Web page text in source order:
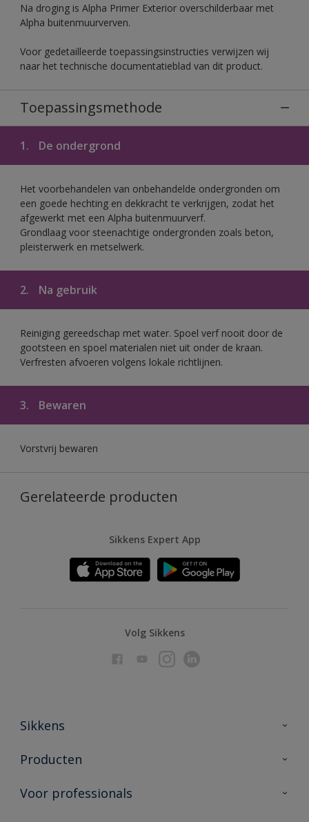
Na droging is Alpha Primer Exterior overschilderbaar met
Alpha buitenmuurverven.
Voor gedetailleerde toepassingsinstructies verwijzen wij
naar het technische documentatieblad van dit product.
Toepassingsmethode
1. De ondergrond
Het voorbehandelen van onbehandelde ondergronden om
een goede hechting en dekkracht te verkrijgen, zodat het
afgewerkt met een Alpha buitenmuurverf.
Grondlaag voor steenachtige ondergronden zoals beton,
pleisterwerk en metselwerk.
2. Na gebruik
Reiniging gereedschap met water. Spoel verf nooit door de
gootsteen en spoel materialen niet uit onder de kraan.
Verfresten afvoeren volgens lokale richtlijnen.
3. Bewaren
Vorstvrij bewaren
Gerelateerde producten
Sikkens Expert App
Volg Sikkens
Sikkens
Over Sikkens
Duurzaamheid
Producten
Producten voor binnen
Voor professionals